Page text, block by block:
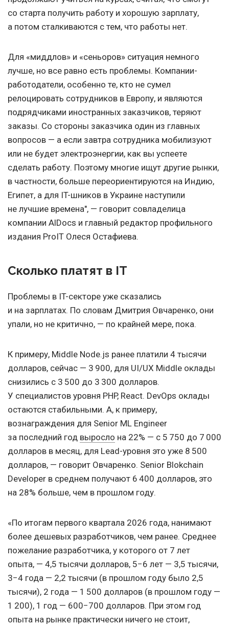
со старта получить работу и хорошую зарплату,
а потом сталкиваются с тем, что работы нет.
Для «миддлов» и «сеньоров» ситуация немного
лучше, но все равно есть проблемы. Компании-
работодатели, особенно те, кто не сумел
релоцировать сотрудников в Европу, и являются
подрядчиками иностранных заказчиков, теряют
заказы. Со стороны заказчика один из главных
вопросов — а если завтра сотрудника мобилизуют
или не будет электроэнергии, как вы успеете
сделать работу. Поэтому многие ищут другие рынки,
в частности, больше переориентируются на Индию,
Египет, а для IT-шников в Украине наступили
не лучшие времена", — говорит совладелица
компании AlDocs и главный редактор профильного
издания ProIT Олеся Остафиева.
Сколько платят в IT
Проблемы в IT-секторе уже сказались
и на зарплатах. По словам Дмитрия Овчаренко, они
упали, но не критично, — по крайней мере, пока.
К примеру, Middle Node.js ранее платили 4 тысячи
долларов, сейчас — 3 900, для UI/UX Middle оклады
снизились с 3 500 до 3 300 долларов.
У специалистов уровня PHP, React. DevOps оклады
остаются стабильными. А, к примеру,
вознаграждения для Senior ML Engineer
за последний год выросло на 22% — с 5 750 до 7 000
долларов в месяц, для Lead-уровня это уже 8 500
долларов, — говорит Овчаренко. Senior Blokchain
Developer в среднем получают 6 400 долларов, это
на 28% больше, чем в прошлом году.
«По итогам первого квартала 2026 года, нанимают
более дешевых разработчиков, чем ранее. Среднее
пожелание разработчика, у которого от 7 лет
опыта, — 4,5 тысячи долларов, 5−6 лет — 3,5 тысячи,
3−4 года — 2,2 тысячи (в прошлом году было 2,5
тысячи), 2 года — 1 500 долларов (в прошлом году —
1 200), 1 год — 600−700 долларов. При этом год
опыта на рынке практически ничего не стоит,